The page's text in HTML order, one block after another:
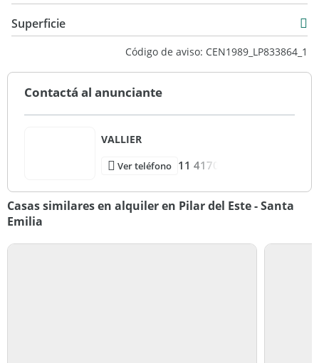
USD 1.100
Superficie
Código de aviso: CEN1989_LP833864_1
Contactá al anunciante
VALLIER
Ver teléfono 11 4170
Casas similares en alquiler en Pilar del Este - Santa
Emilia